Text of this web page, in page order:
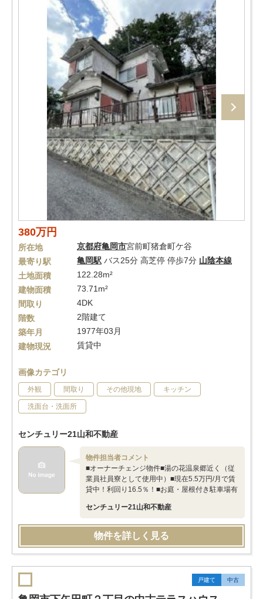
380万円
所在地 京都府亀岡市宮前町猪倉町ケ谷
最寄り駅
亀岡駅 バス25分 高芝停 停歩7分 山陰本線
土地面積
122.28m²
建物面積
73.71m²
間取り
4DK
階数
2階建て
築年月
1977年03月
建物現況
賃貸中
画像カテゴリ
外観 間取り その他現地 キッチン
洗面台・洗面所
センチュリー21山和不動産
物件担当者コメント
■オーナーチェンジ物件■湯の花温泉郷近く（従
業員社員寮として使用中）■現在5.5万円/月で賃
貸中！利回り16.5％！■お庭・屋根付き駐車場有
センチュリー21山和不動産
物件を詳しく見る
戸建て 中古